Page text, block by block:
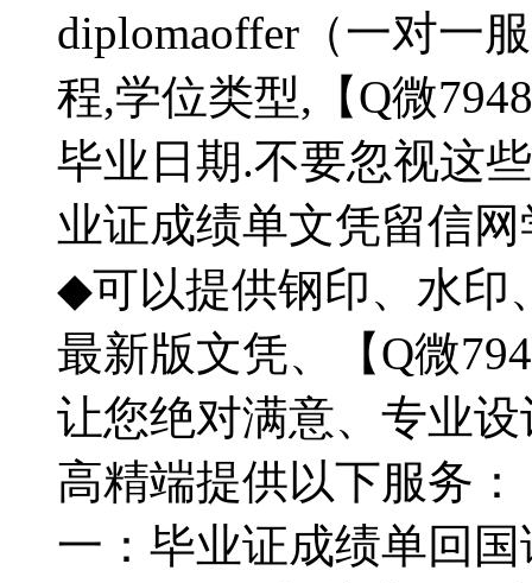
diplomaoffer（一对一
程,学位类型,【Q微
毕业日期.不要忽视这
业证成绩单文凭留信
◆可以提供钢印、水印
最新版文凭、【Q微
让您绝对满意、专业
高精端提供以下服务：
一：毕业证成绩单回